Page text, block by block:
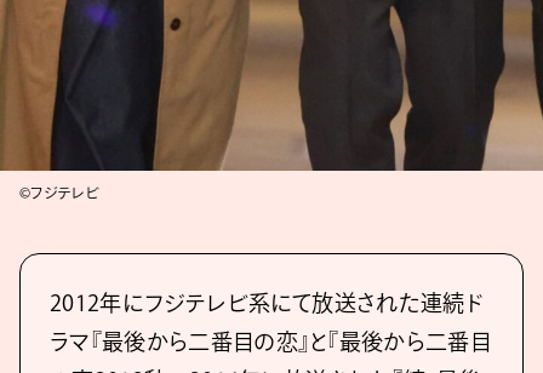
©フジテレビ
2012年にフジテレビ系にて放送された連続ド
ラマ『最後から二番目の恋』と『最後から二番目